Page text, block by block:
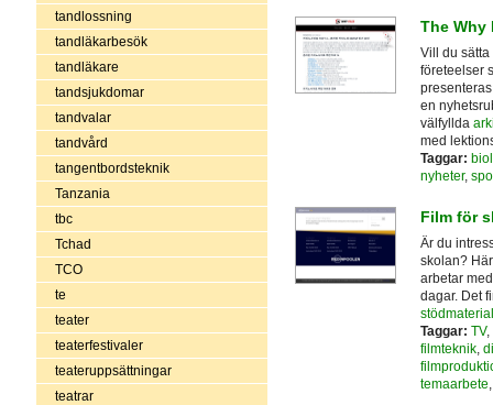
tandlossning
tandläkarbesök
tandläkare
tandsjukdomar
tandvalar
tandvård
tangentbordsteknik
Tanzania
tbc
Tchad
TCO
te
teater
teaterfestivaler
teateruppsättningar
teatrar
The Why
Vill du
företeelser
en
välfyllda
med
Taggar:
nyheter,
Film för
Är du
skolan?
arbetar
dagar. Det
Taggar: TV,
filmteknik,
temaarbete